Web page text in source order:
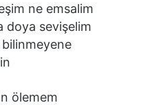
ne emsalim
doya sevişelim
bilinmeyene
ölemem